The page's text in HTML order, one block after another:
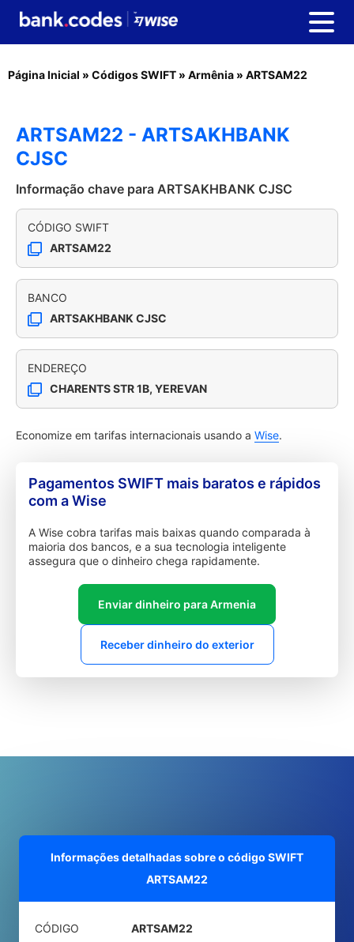
Página Inicial » Códigos SWIFT » Armênia » ARTSAM22
ARTSAM22 - ARTSAKHBANK
CJSC
Informação chave para ARTSAKHBANK CJSC
CÓDIGO SWIFT
ARTSAM22
BANCO
ARTSAKHBANK CJSC
ENDEREÇO
CHARENTS STR 1B, YEREVAN
Economize em tarifas internacionais usando a Wise.
Pagamentos SWIFT mais baratos e rápidos
com a Wise
A Wise cobra tarifas mais baixas quando comparada à
maioria dos bancos, e a sua tecnologia inteligente
assegura que o dinheiro chega rapidamente.
Enviar dinheiro para Armenia
Receber dinheiro do exterior
Informações detalhadas sobre o código SWIFT
ARTSAM22
CÓDIGO
ARTSAM22